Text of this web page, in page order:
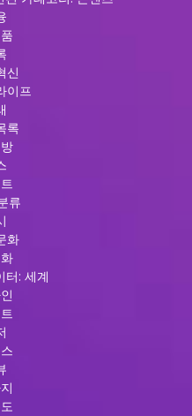
신
이프
록
류
화
터: 세계